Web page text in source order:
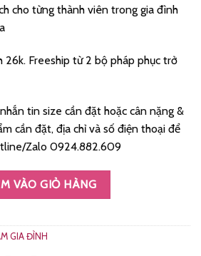
cho từng thành viên trong gia đình
26k. Freeship từ 2 bộ pháp phục trở
tin size cần đặt hoặc cân nặng &
cần đặt, địa chỉ và số điện thoại để
Zalo 0924.882.609
gia đình vải kate mịn đẹp số lượng
VÀO GIỎ HÀNG
GIA ĐÌNH